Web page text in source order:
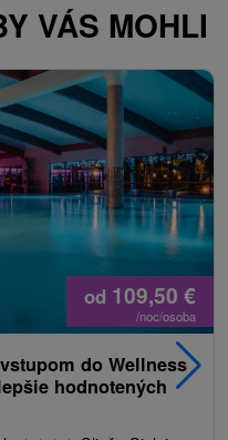
VÁS MOHLI
od 109,50 €
/noc/osoba
do Wellness
hodnotených